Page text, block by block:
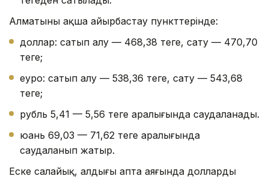
Алматының ақша айырбастау пункттерінде:
доллар: сатып алу — 468,38 теңге, сату — 470,70
теңге;
еуро: сатып алу — 538,36 теңге, сату — 543,68
теңге;
рубль 5,41 — 5,56 теңге аралығында саудаланады.
юань 69,03 — 71,62 теңге аралығында
саудаланып жатыр.
Еске салайық, алдыңғы апта аяғында доллардың